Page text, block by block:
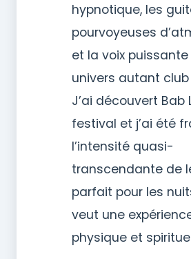
hypnotique, les
pourvoyeuses
et la voix
univers autant
J’ai découvert Bab
festival et j’ai été
l’intensité quasi-
transcendante de
parfait pour les
veut une
physique et